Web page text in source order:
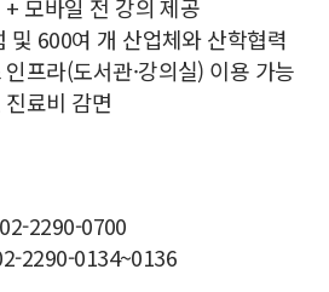
모바일 전 강의 제공
및 600여 개 산업체와 산학협력
프라(도서관·강의실) 이용 가능
료비 감면
2290-0700
2290-0134~0136